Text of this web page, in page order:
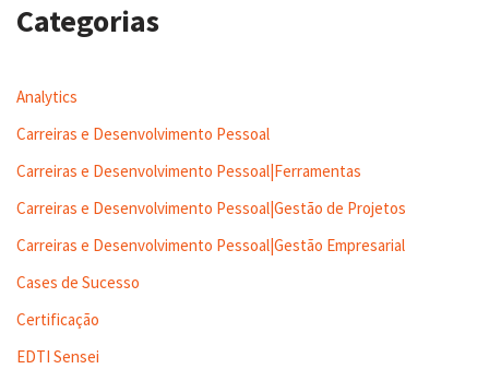
Categorias
Analytics
Carreiras e Desenvolvimento Pessoal
Carreiras e Desenvolvimento Pessoal|Ferramentas
Carreiras e Desenvolvimento Pessoal|Gestão de Projetos
Carreiras e Desenvolvimento Pessoal|Gestão Empresarial
Cases de Sucesso
Certificação
EDTI Sensei